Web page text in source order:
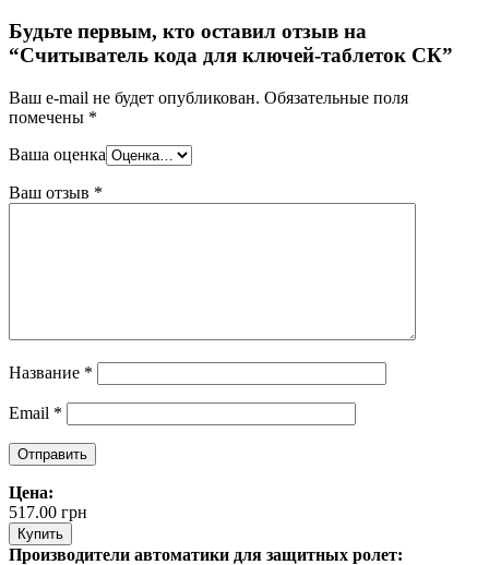
Будьте первым, кто оставил отзыв на
“Считыватель кода для ключей-таблеток СК”
Ваш e-mail не будет опубликован. Обязательные поля
помечены *
Ваша оценка
Ваш отзыв *
Название *
Email *
Цена:
517.00 грн
Купить
Производители автоматики для защитных ролет: